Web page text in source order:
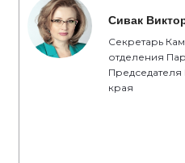
Сивак
Секретарь
отделения
Председателя
края